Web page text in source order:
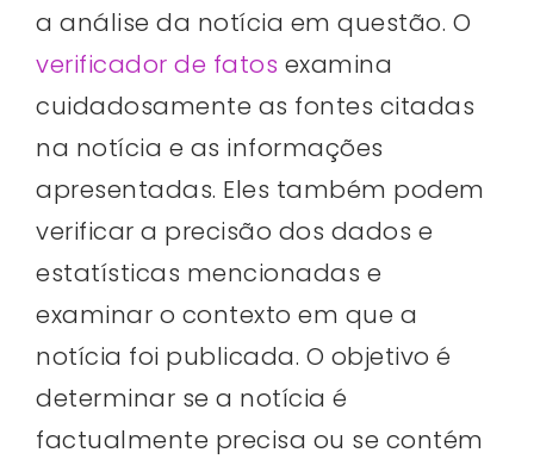
a análise da notícia em questão. O
verificador de fatos examina
cuidadosamente as fontes citadas
na notícia e as informações
apresentadas. Eles também podem
verificar a precisão dos dados e
estatísticas mencionadas e
examinar o contexto em que a
notícia foi publicada. O objetivo é
determinar se a notícia é
factualmente precisa ou se contém